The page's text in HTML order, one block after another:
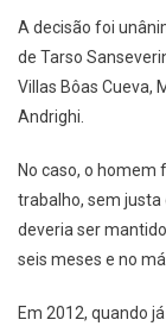
A decisão foi
de Tarso
Villas Bôas Cueva,
Andrighi.
No caso, o homem
trabalho, sem justa
deveria ser
seis meses e no
Em 2012, quando